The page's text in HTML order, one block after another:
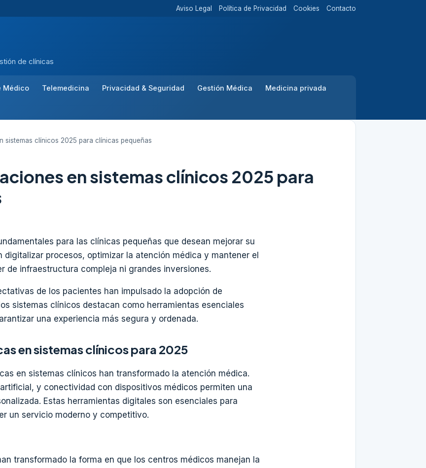
Aviso Legal Política de Privacidad Cookies Contacto
de clínicas
Médico Telemedicina Privacidad & Seguridad Gestión Médica Medicina privada
sistemas clínicos 2025 para clínicas pequeñas
en sistemas clínicos 2025 para
para las clínicas pequeñas que desean mejorar su
digitalizar procesos, optimizar la atención médica y mantener el
de infraestructura compleja ni grandes inversiones.
de los pacientes han impulsado la adopción de
sistemas clínicos destacan como herramientas esenciales
una experiencia más segura y ordenada.
en sistemas clínicos para 2025
en sistemas clínicos han transformado la atención médica.
y conectividad con dispositivos médicos permiten una
Estas herramientas digitales son esenciales para
un servicio moderno y competitivo.
transformado la forma en que los centros médicos manejan la